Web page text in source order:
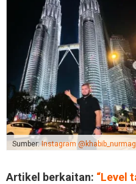
Sumber:Instagram
Artikel berkaitan: “Level